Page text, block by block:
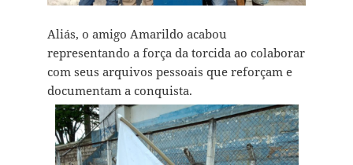
Aliás, o amigo Amarildo acabou
representando a força da torcida ao colaborar
com seus arquivos pessoais que reforçam e
documentam a conquista.